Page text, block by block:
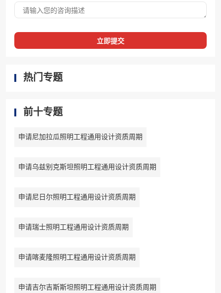
立即提交
热门专题
前十专题
申请尼加拉瓜照明工程通用设计资质周期
申请乌兹别克斯坦照明工程通用设计资质周期
申请尼日尔照明工程通用设计资质周期
申请瑞士照明工程通用设计资质周期
申请喀麦隆照明工程通用设计资质周期
申请吉尔吉斯斯坦照明工程通用设计资质周期